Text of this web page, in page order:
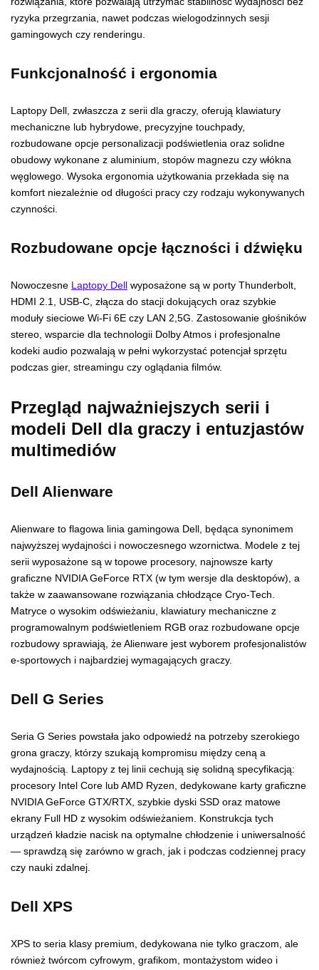
ryzyka przegrzania, nawet podczas wielogodzinnych sesji
gamingowych czy renderingu.
Funkcjonalność i ergonomia
Laptopy Dell, zwłaszcza z serii dla graczy, oferują klawiatury
mechaniczne lub hybrydowe, precyzyjne touchpady,
rozbudowane opcje personalizacji podświetlenia oraz solidne
obudowy wykonane z aluminium, stopów magnezu czy włókna
węglowego. Wysoka ergonomia użytkowania przekłada się na
komfort niezależnie od długości pracy czy rodzaju wykonywanych
czynności.
Rozbudowane opcje łączności i dźwięku
Nowoczesne Laptopy Dell wyposażone są w porty Thunderbolt,
HDMI 2.1, USB-C, złącza do stacji dokujących oraz szybkie
moduły sieciowe Wi-Fi 6E czy LAN 2,5G. Zastosowanie głośników
stereo, wsparcie dla technologii Dolby Atmos i profesjonalne
kodeki audio pozwalają w pełni wykorzystać potencjał sprzętu
podczas gier, streamingu czy oglądania filmów.
Przegląd najważniejszych serii i
modeli Dell dla graczy i entuzjastów
multimediów
Dell Alienware
Alienware to flagowa linia gamingowa Dell, będąca synonimem
najwyższej wydajności i nowoczesnego wzornictwa. Modele z tej
serii wyposażone są w topowe procesory, najnowsze karty
graficzne NVIDIA GeForce RTX (w tym wersje dla desktopów), a
także w zaawansowane rozwiązania chłodzące Cryo-Tech.
Matryce o wysokim odświeżaniu, klawiatury mechaniczne z
programowalnym podświetleniem RGB oraz rozbudowane opcje
rozbudowy sprawiają, że Alienware jest wyborem profesjonalistów
e-sportowych i najbardziej wymagających graczy.
Dell G Series
Seria G Series powstała jako odpowiedź na potrzeby szerokiego
grona graczy, którzy szukają kompromisu między ceną a
wydajnością. Laptopy z tej linii cechują się solidną specyfikacją:
procesory Intel Core lub AMD Ryzen, dedykowane karty graficzne
NVIDIA GeForce GTX/RTX, szybkie dyski SSD oraz matowe
ekrany Full HD z wysokim odświeżaniem. Konstrukcja tych
urządzeń kładzie nacisk na optymalne chłodzenie i uniwersalność
— sprawdzą się zarówno w grach, jak i podczas codziennej pracy
czy nauki zdalnej.
Dell XPS
XPS to seria klasy premium, dedykowana nie tylko graczom, ale
również twórcom cyfrowym, grafikom, montażystom wideo i